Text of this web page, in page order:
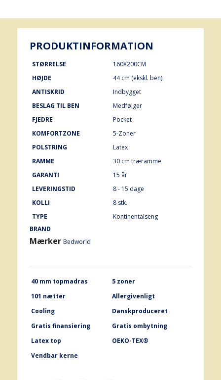
PRODUKTINFORMATION
STØRRELSE
160X200CM
HØJDE
44 cm (ekskl. ben)
ANTISKRID
Indbygget
BESLAG TIL BEN
Medfølger
FJEDRE
Pocket
KOMFORTZONE
5-Zoner
POLSTRING
Latex
RAMME
30 cm træramme
GARANTI
15 år
LEVERINGSTID
8 - 15 dage
KOLLI
8 stk.
TYPE
Kontinentalseng
BRAND
Mærker Bedworld
40 mm topmadras
5 zoner
101 nætter
Allergivenligt
Cooling
Danskproduceret
Gratis finansiering
Gratis ombytning
Latex top
OEKO-TEX®
Vendbar kerne